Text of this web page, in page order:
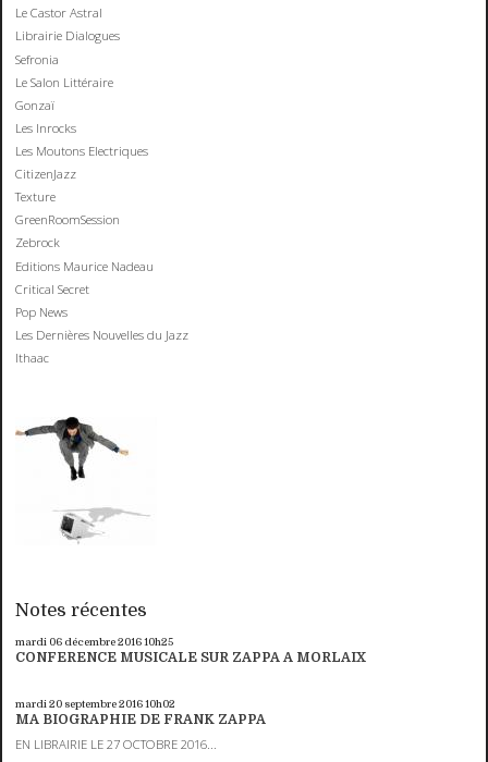
Le Castor Astral
Librairie Dialogues
Sefronia
Le Salon Littéraire
Gonzaï
Les Inrocks
Les Moutons Electriques
CitizenJazz
Texture
GreenRoomSession
Zebrock
Editions Maurice Nadeau
Critical Secret
Pop News
Les Dernières Nouvelles du Jazz
Ithaac
Notes récentes
mardi 06 décembre 201610h25
CONFERENCE MUSICALE SUR ZAPPA A MORLAIX
mardi 20 septembre 201610h02
MA BIOGRAPHIE DE FRANK ZAPPA
EN LIBRAIRIE LE 27 OCTOBRE 2016...